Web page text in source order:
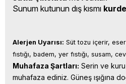
Sunum kutunun dış kısmı
Alerjen Uyarısı: Süt tozu içerir,
fıstığı, badem, yer fıstığı, susam,
Muhafaza Şartları: Serin ve
muhafaza ediniz. Güneş ışığına